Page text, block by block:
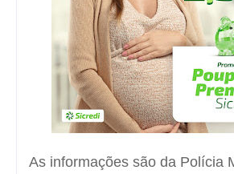
As informações são da Polícia